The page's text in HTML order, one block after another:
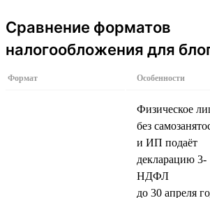
Сравнение форматов
налогообложения для
Формат Особенности
Физическое
без
и ИП подаёт
декларацию 3-
НДФЛ
до 30 апреля